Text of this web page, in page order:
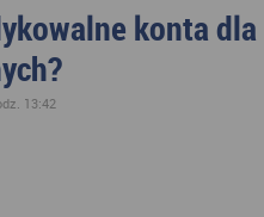
konta
13:42